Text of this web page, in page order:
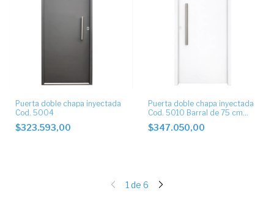
Puerta doble chapa inyectada
Cod. 5004
$323.593,00
Puerta doble chapa inyectada
Cod. 5010 Barral de 75 cm
recto
$347.050,00
1de 6